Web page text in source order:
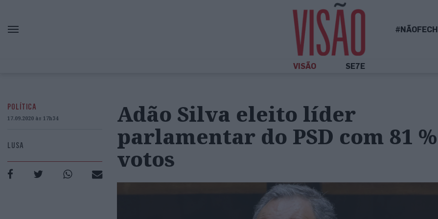
VISÃO SE7E
POLÍTICA
17.09.2020 às 17h34
LUSA
Adão Silva eleito líder
parlamentar do PSD com 81
votos